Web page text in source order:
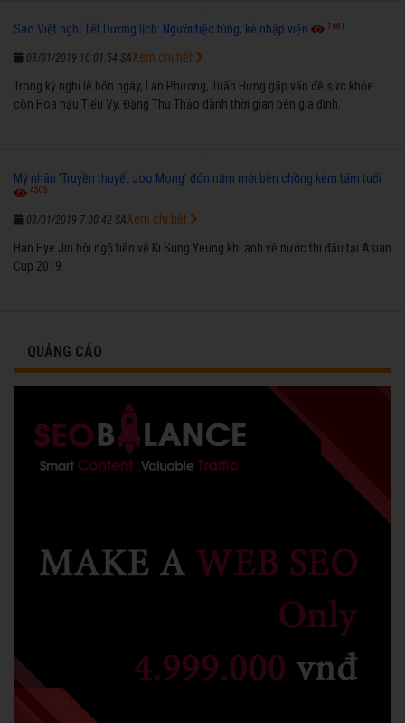
Sao Việt nghỉ Tết Dương lịch: Người tiệc tùng, kẻ nhập viện 7681
03/01/2019 10:01:54 SA
Trong kỳ nghỉ lễ bốn ngày, Lan Phương, Tuấn Hưng gặp vấn đề sức khỏe
còn Hoa hậu Tiểu Vy, Đặng Thu Thảo dành thời gian bên gia đình.
Xem chi tiết
Mỹ nhân 'Truyền thuyết Joo Mong' đón năm mới bên chồng kém tám tuổi
4505
03/01/2019 7:00:42 SA
Han Hye Jin hội ngộ tiền vệ Ki Sung Yeung khi anh về nước thi đấu tại Asian
Cup 2019.
Xem chi tiết
QUẢNG CÁO